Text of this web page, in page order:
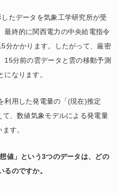
たデータを気象工学研究所が受
最終的に関西電力の中央給電指令
分かかります。したがって、厳密
15分前の雲データと雲の移動予測
なります。
利用した発電量の「(現在)推定
、数値気象モデルによる発電量
す。
値」という3つのデータは、どの
のですか。